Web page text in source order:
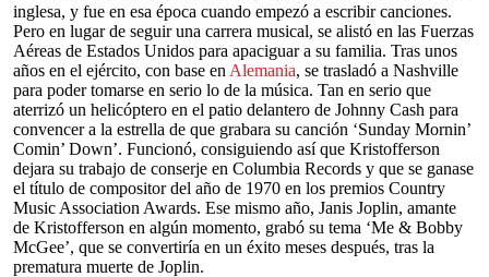
inglesa, y fue en esa época cuando empezó a escribir canciones.
Pero en lugar de seguir una carrera musical, se alistó en las Fuerzas
Aéreas de Estados Unidos para apaciguar a su familia. Tras unos
años en el ejército, con base en Alemania, se trasladó a Nashville
para poder tomarse en serio lo de la música. Tan en serio que
aterrizó un helicóptero en el patio delantero de Johnny Cash para
convencer a la estrella de que grabara su canción ‘Sunday Mornin’
Comin’ Down’. Funcionó, consiguiendo así que Kristofferson
dejara su trabajo de conserje en Columbia Records y que se ganase
el título de compositor del año de 1970 en los premios Country
Music Association Awards. Ese mismo año, Janis Joplin, amante
de Kristofferson en algún momento, grabó su tema ‘Me & Bobby
McGee’, que se convertiría en un éxito meses después, tras la
prematura muerte de Joplin.